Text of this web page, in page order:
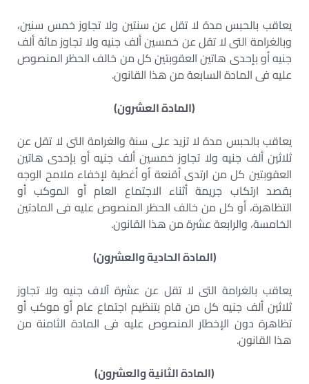
يعاقب بالحبس مدة لا تقل عن سنتين ولا تجاوز خمس سنين،
وبالغرامة التى لا تقل عن خمسين ألف جنيه ولا تجاوز مائة ألف
جنيه أو بإحدى هاتين العقوبتين كل من خالف الحظر المنصوص
عليه فى المادة السابعة من هذا القانون.
(المادة العشرون)
يعاقب بالحبس مدة لا تزيد على سنة والغرامة التى لا تقل عن
ثلاثين ألف جنيه ولا تجاوز خمسين ألف جنيه أو بإحدى هاتين
العقوبتين كل من ارتدى أقنعة أو أغطية لإخفاء ملامح الوجه
بقصد ارتكاب جريمة أثناء الاجتماع العام أو الموكب أو
التظاهرة، أو كل من خالف الحظر المنصوص عليه فى المادتين
الخامسة، والرابعة عشرة من هذا القانون.
(المادة الحادية والعشرون)
يعاقب بالغرامة التى لا تقل عن عشرة آلاف جنيه ولا تجاوز
ثلاثين ألف جنيه كل من قام بتنظيم اجتماع عام أو موكب أو
تظاهرة دون الإخطار المنصوص عليه فى المادة الثامنة من
هذا القانون.
(المادة الثانية والعشرون)